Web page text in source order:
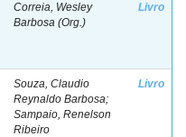
Correia, Wesley
Barbosa (Org.)
Livro
Souza, Claudio
Reynaldo Barbosa;
Sampaio, Renelson
Ribeiro
Livro